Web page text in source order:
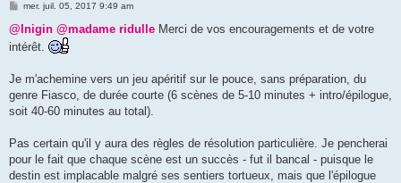
M
s
a
mer. juil. 05, 2017 9:49 am
@Inigin @madame ridulle Merci de vos encouragements et de votre
intérêt.
Je m'achemine vers un jeu apéritif sur le pouce, sans préparation, du
genre Fiasco, de durée courte (6 scènes de 5-10 minutes + intro/épilogue,
soit 40-60 minutes au total).
Pas certain qu'il y aura des règles de résolution particulière. Je pencherai
pour le fait que chaque scène est un succès - fut il bancal - puisque le
destin est implacable malgré ses sentiers tortueux, mais que l'épilogue